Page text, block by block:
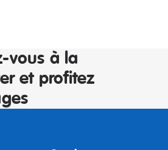
vous à la
et profitez